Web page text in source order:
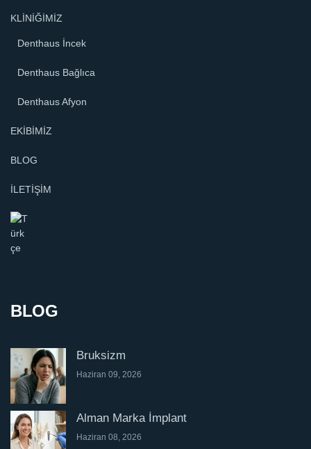
KLİNİĞİMİZ
Denthaus İncek
Denthaus Bağlıca
Denthaus Afyon
EKİBİMİZ
BLOG
İLETİŞİM
BLOG
Bruksizm
Haziran 09, 2026
Alman Marka İmplant
Haziran 08, 2026